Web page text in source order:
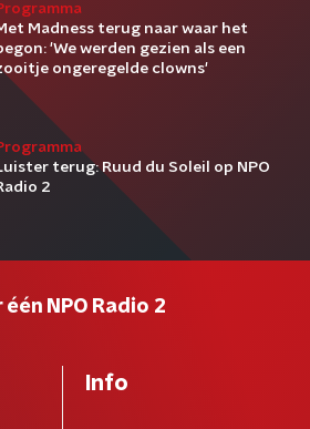
Madness terug naar waar het
'We werden gezien als een
ongeregelde clowns'
terug: Ruud du Soleil op NPO
2
één NPO Radio 2
Info